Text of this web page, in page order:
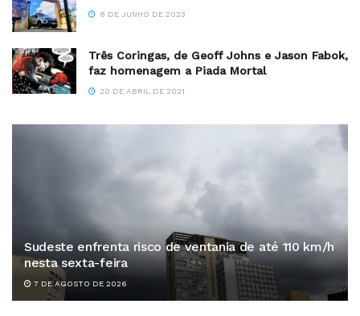
8 DE JUNHO DE 2023
Três Coringas, de Geoff Johns e Jason Fabok,
faz homenagem a Piada Mortal
20 DE ABRIL DE 2021
Sudeste enfrenta risco de ventania de até 110 km/h
nesta sexta-feira
7 DE AGOSTO DE 2026